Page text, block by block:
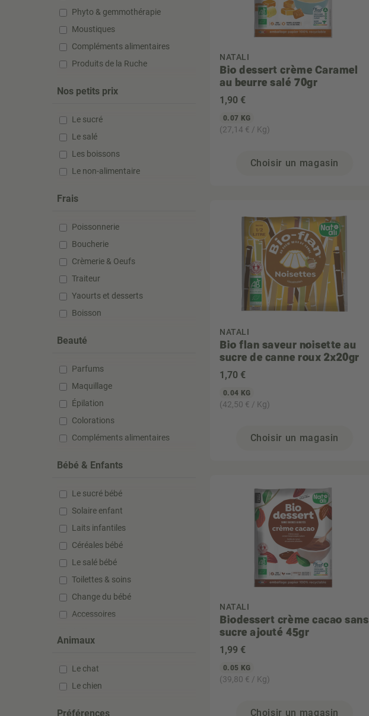
Phyto & gemmothérapie
Moustiques
Compléments alimentaires
Produits de la Ruche
Nos petits prix
Le sucré
Le salé
Les boissons
Le non-alimentaire
Frais
Poissonnerie
Boucherie
Crèmerie & Oeufs
Traiteur
Yaourts et desserts
Boisson
Beauté
Parfums
Maquillage
Épilation
Colorations
Compléments alimentaires
Bébé & Enfants
Le sucré bébé
Solaire enfant
Laits infantiles
Céréales bébé
Le salé bébé
Toilettes & soins
Change du bébé
Accessoires
Animaux
Le chat
Le chien
Préférences
NATALI
Bio dessert crème Caramel
au beurre salé 70gr
1 ,90 €
0.07 KG
(27,14 € / Kg)
Choisir un magasin
NATALI
Bio flan saveur noisette au
sucre de canne roux 2x20gr
1 ,70 €
0.04 KG
(42,50 € / Kg)
Choisir un magasin
NATALI
Biodessert crème cacao sans
sucre ajouté 45gr
1 ,99 €
0.05 KG
(39,80 € / Kg)
Choisir un magasin